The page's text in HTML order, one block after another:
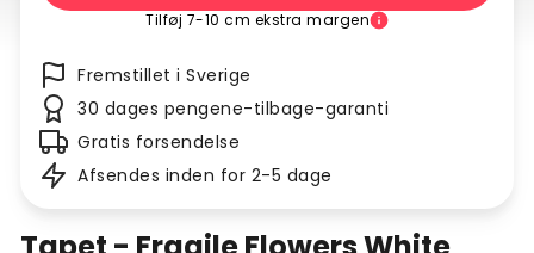
Tilføj 7-10 cm ekstra margen
Fremstillet i Sverige
30 dages pengene-tilbage-garanti
Gratis forsendelse
Afsendes inden for 2-5 dage